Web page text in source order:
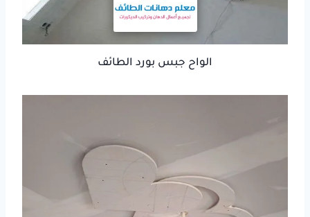
الواح جبس بورد الطائف